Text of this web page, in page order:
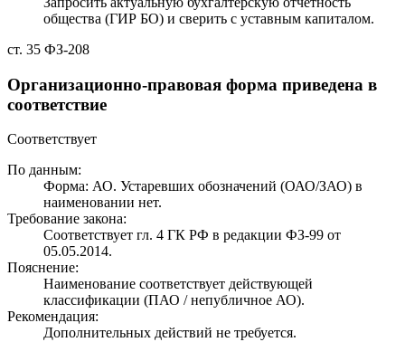
общества (ГИР БО) и сверить с уставным капиталом.
ст. 35 ФЗ-208
Организационно-правовая форма приведена в
соответствие
Соответствует
По данным:
Форма: АО. Устаревших обозначений (ОАО/ЗАО) в
наименовании нет.
Требование закона:
Соответствует гл. 4 ГК РФ в редакции ФЗ-99 от
05.05.2014.
Пояснение:
Наименование соответствует действующей
классификации (ПАО / непубличное АО).
Рекомендация:
Дополнительных действий не требуется.